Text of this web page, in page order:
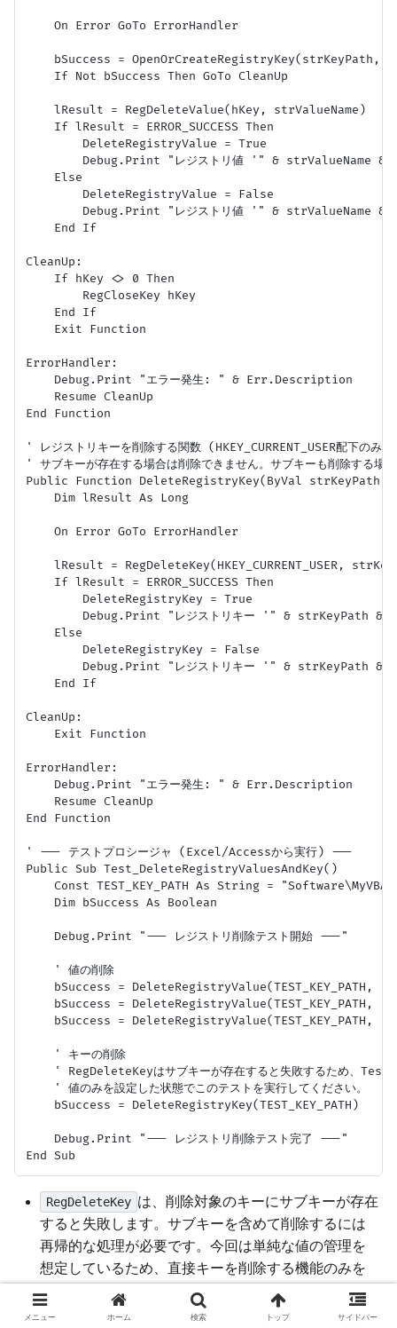
    On Error GoTo ErrorHandler
bSuccess = OpenOrCreateRegistryKey(strKeyPath,
    If Not bSuccess Then GoTo CleanUp
    lResult = RegDeleteValue(hKey, strValueName)
    If lResult = ERROR_SUCCESS Then
        DeleteRegistryValue = True
Debug.Print "レジストリ値 '" & strValueName &
    Else
        DeleteRegistryValue = False
Debug.Print "レジストリ値 '" & strValueName &
    End If
CleanUp:
    If hKey <> 0 Then
        RegCloseKey hKey
    End If
    Exit Function
ErrorHandler:
    Debug.Print "エラー発生: " & Err.Description
    Resume CleanUp
End Function
' レジストリキーを削除する関数 (HKEY_CURRENT_USER配下のみ
' サブキーが存在する場合は削除できません。サブキーも削除する場
Public Function DeleteRegistryKey(ByVal strKeyPath
    Dim lResult As Long
    On Error GoTo ErrorHandler
lResult = RegDeleteKey(HKEY_CURRENT_USER,
    If lResult = ERROR_SUCCESS Then
        DeleteRegistryKey = True
Debug.Print "レジストリキー '" & strKeyPath &
    Else
        DeleteRegistryKey = False
Debug.Print "レジストリキー '" & strKeyPath &
    End If
CleanUp:
    Exit Function
ErrorHandler:
    Debug.Print "エラー発生: " & Err.Description
    Resume CleanUp
End Function
' --- テストプロシージャ (Excel/Accessから実行) ---
Public Sub Test_DeleteRegistryValuesAndKey()
Const TEST_KEY_PATH As String =
    Dim bSuccess As Boolean
    Debug.Print "--- レジストリ削除テスト開始 ---"
    ' 値の削除
bSuccess = DeleteRegistryValue(TEST_KEY_PATH,
bSuccess = DeleteRegistryValue(TEST_KEY_PATH,
bSuccess = DeleteRegistryValue(TEST_KEY_PATH,
    ' キーの削除
' RegDeleteKeyはサブキーが存在すると失敗するため、
    ' 値のみを設定した状態でこのテストを実行してください。
    bSuccess = DeleteRegistryKey(TEST_KEY_PATH)
    Debug.Print "--- レジストリ削除テスト完了 ---"
RegDeleteKey は、削除対象のキーにサブキーが存在
すると失敗します。サブキーを含めて削除するには
再帰的な処理が必要です。今回は単純な値の管理を
想定しているため、直接キーを削除する機能のみを
提供します[4]。
メニュー ホーム 検索 トップ サイドバー